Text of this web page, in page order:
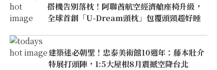
搭機告別落枕！阿聯酋航空經濟艙座椅升級，
全球首創「U-Dream頭枕」包覆頭頸超好睡
建築迷必朝聖！忠泰美術館10週年：藤本壯介
特展打頭陣，1:5大屋根8月震撼空降台北